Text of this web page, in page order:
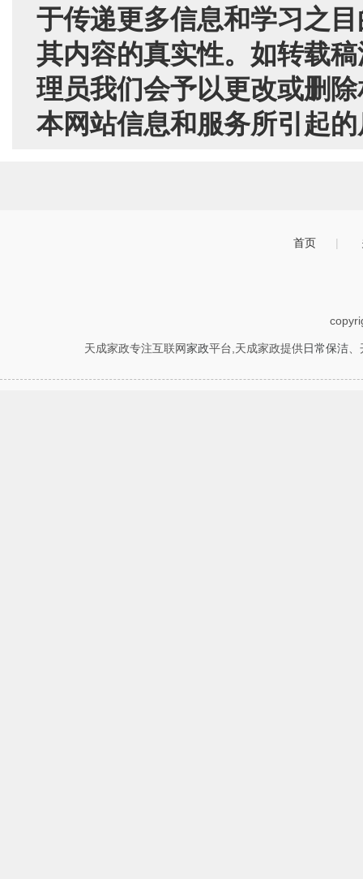
于传递更多信息和学习之
其内容的真实性。如转载
理员我们会予以更改或删
本网站信息和服务所引起
首页 |
天成家政专注互联网家政平台,天成家政提供日常保洁、